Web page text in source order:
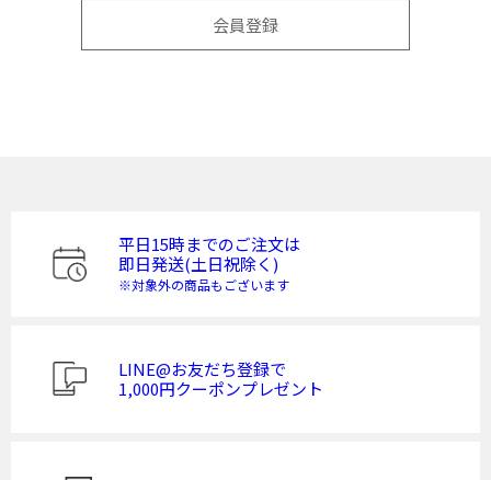
会員登録
平日15時までのご注文は
即日発送(土日祝除く)
※対象外の商品もございます
LINE@お友だち登録で
1,000円クーポンプレゼント